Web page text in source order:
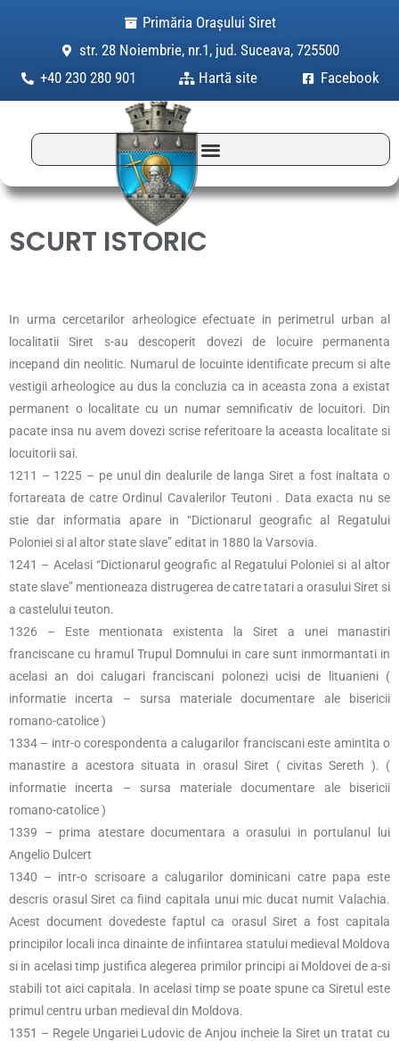
Primăria Orașului Siret
str. 28 Noiembrie, nr.1, jud. Suceava, 725500
+40 230 280 901
Hartă site Facebook
SCURT ISTORIC
In urma cercetarilor arheologice efectuate in perimetrul urban al
localitatii Siret s-au descoperit dovezi de locuire permanenta
incepand din neolitic. Numarul de locuinte identificate precum si alte
vestigii arheologice au dus la concluzia ca in aceasta zona a existat
permanent o localitate cu un numar semnificativ de locuitori. Din
pacate insa nu avem dovezi scrise referitoare la aceasta localitate si
locuitorii sai.
1211 – 1225 – pe unul din dealurile de langa Siret a fost inaltata o
fortareata de catre Ordinul Cavalerilor Teutoni . Data exacta nu se
stie dar informatia apare in “Dictionarul geografic al Regatului
Poloniei si al altor state slave” editat in 1880 la Varsovia.
1241 – Acelasi “Dictionarul geografic al Regatului Poloniei si al altor
state slave” mentioneaza distrugerea de catre tatari a orasului Siret si
a castelului teuton.
1326 – Este mentionata existenta la Siret a unei manastiri
franciscane cu hramul Trupul Domnului in care sunt inmormantati in
acelasi an doi calugari franciscani polonezi ucisi de lituanieni (
informatie incerta – sursa materiale documentare ale bisericii
romano-catolice )
1334 – intr-o corespondenta a calugarilor franciscani este amintita o
manastire a acestora situata in orasul Siret ( civitas Sereth ). (
informatie incerta – sursa materiale documentare ale bisericii
romano-catolice )
1339 – prima atestare documentara a orasului in portulanul lui
Angelio Dulcert
1340 – intr-o scrisoare a calugarilor dominicani catre papa este
descris orasul Siret ca fiind capitala unui mic ducat numit Valachia.
Acest document dovedeste faptul ca orasul Siret a fost capitala
principilor locali inca dinainte de infiintarea statului medieval Moldova
si in acelasi timp justifica alegerea primilor principi ai Moldovei de a-si
stabili tot aici capitala. In acelasi timp se poate spune ca Siretul este
primul centru urban medieval din Moldova.
1351 – Regele Ungariei Ludovic de Anjou incheie la Siret un tratat cu